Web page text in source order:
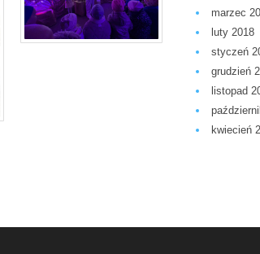
marzec
luty 2018
styczeń
grudzień
listopad
kwiecień